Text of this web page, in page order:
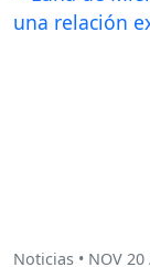
Noticias • NOV 20